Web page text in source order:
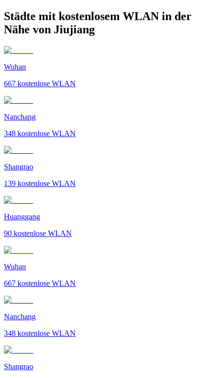
Städte mit kostenlosem WLAN in der
Nähe von Jiujiang
Wuhan
667 kostenlose WLAN
Nanchang
348 kostenlose WLAN
Shangrao
139 kostenlose WLAN
Huanggang
90 kostenlose WLAN
Wuhan
667 kostenlose WLAN
Nanchang
348 kostenlose WLAN
Shangrao